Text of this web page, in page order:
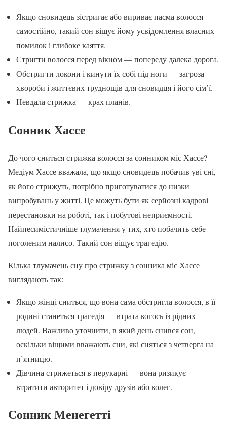
Якщо сновидець зістригає або вириває пасма волосся
самостійно, такий сон віщує йому усвідомлення власних
помилок і глибоке каяття.
Стригти волосся перед вікном — попереду далека дорога.
Обстригти локони і кинути їх собі під ноги — загроза
хвороби і життєвих труднощів для сновидця і його сім’ї.
Невдала стрижка — крах планів.
Сонник Хассе
До чого сниться стрижка волосся за сонником міс Хассе?
Медіум Хассе вважала, що якщо сновидець побачив уві сні,
як його стрижуть, потрібно приготуватися до низки
випробувань у житті. Це можуть бути як серйозні кадрові
перестановки на роботі, так і побутові неприємності.
Найпесимістичніше тлумачення у тих, хто побачить себе
поголеним налисо. Такий сон віщує трагедію.
Кілька тлумачень сну про стрижку з сонника міс Хассе
виглядають так:
Якщо жінці сниться, що вона сама обстригла волосся, в її
родині станеться трагедія — втрата когось із рідних
людей. Важливо уточнити, в який день снився сон,
оскільки віщими вважають сни, які сняться з четверга на
п’ятницю.
Дівчина стрижеться в перукарні — вона ризикує
втратити авторитет і довіру друзів або колег.
Сонник Менегетті